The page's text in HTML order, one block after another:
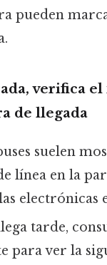
pueden
verifica
de llegada
suelen
línea en la
electrónicas
tarde,
para ver la